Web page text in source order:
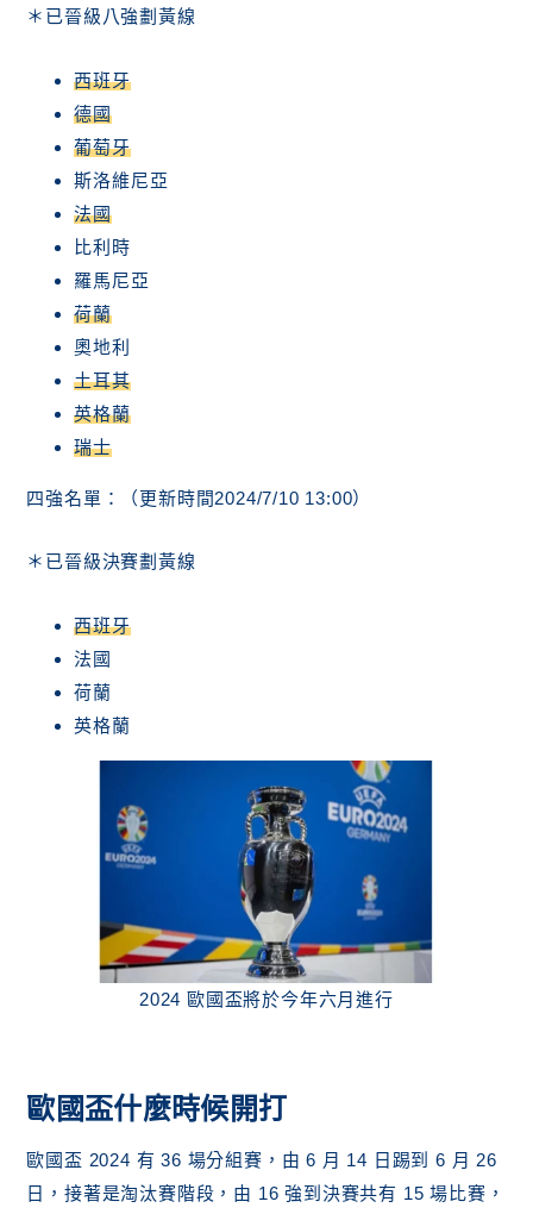
＊已晉級八強劃黃線
西班牙
德國
葡萄牙
斯洛維尼亞
法國
比利時
羅馬尼亞
荷蘭
奧地利
土耳其
英格蘭
瑞士
四強名單：（更新時間2024/7/10 13:00）
＊已晉級決賽劃黃線
西班牙
法國
荷蘭
英格蘭
2024 歐國盃將於今年六月進行
歐國盃什麼時候開打
歐國盃 2024 有 36 場分組賽，由 6 月 14 日踢到 6 月 26
日，接著是淘汰賽階段，由 16 強到決賽共有 15 場比賽，